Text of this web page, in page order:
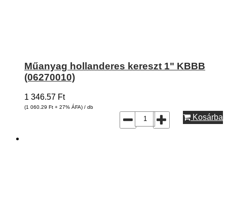
Műanyag hollanderes kereszt 1" KBBB
(06270010)
1 346.57 Ft
(1 060.29 Ft + 27% ÁFA) / db
Kosárba